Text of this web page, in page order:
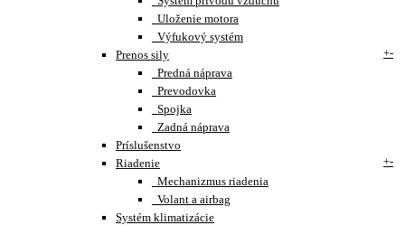
Uloženie motora
Výfukový systém
Prenos sily
+-
Predná náprava
Prevodovka
Spojka
Zadná náprava
Príslušenstvo
Riadenie
+-
Mechanizmus riadenia
Volant a airbag
Systém klimatizácie